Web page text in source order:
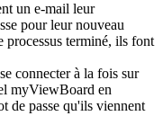
un e-mail leur
pour leur nouveau
terminé, ils font
connecter à la fois sur
myViewBoard en
de passe qu'ils viennent